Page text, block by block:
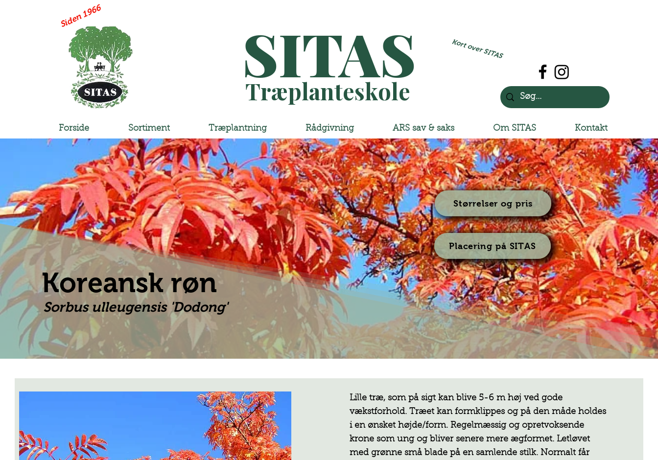
Siden 1966 SITAS
Træplanteskole
Kort over SITAS
Forside Sortiment Træplantning Rådgivning ARS sav & saks Om SITAS Kontakt
Koreansk røn
Sorbus ulleugensis 'Dodong'
Størrelser og pris
Placering på SITAS
Lille træ, som på sigt kan blive 5-6 m høj ved gode
vækstforhold. Træet kan formklippes og på den måde holdes
i en ønsket højde/form. Regelmæssig og opretvoksende
krone som ung og bliver senere mere ægformet. Letløvet
med grønne små blade på en samlende stilk. Normalt får